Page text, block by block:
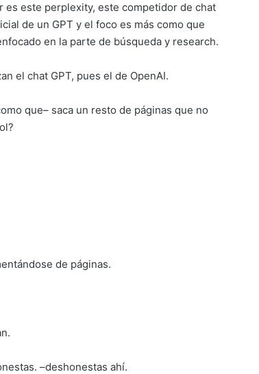
es este perplexity, este competidor de chat
de un GPT y el foco es más como que
en la parte de búsqueda y research.
el chat GPT, pues el de OpenAI.
que– saca un resto de páginas que no
de páginas.
–deshonestas ahí.